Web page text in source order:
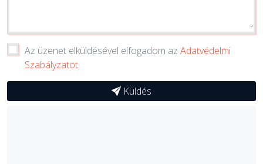
Az üzenet elküldésével elfogadom az Adatvédelmi
Szabályzatot.
Küldés